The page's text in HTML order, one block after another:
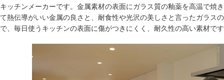
キッチンメーカーです。金属素材の表面にガラス質の釉薬を高温で焼
て熱伝導がいい金属の良さと、耐食性や光沢の美しさと言ったガラス
で、毎日使うキッチンの表面に傷がつきにくく、耐久性の高い素材で